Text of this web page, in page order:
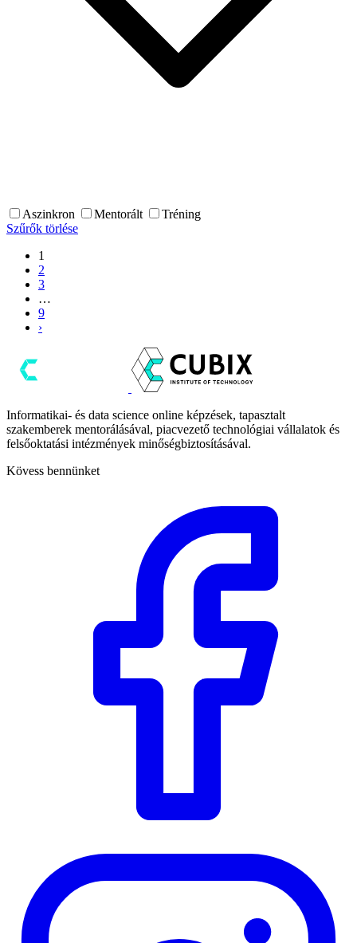
Aszinkron Mentorált
Tréning
Szűrők törlése
1
2
3
…
9
›
Informatikai- és data science online képzések, tapasztalt
szakemberek mentorálásával, piacvezető technológiai vállalatok és
felsőoktatási intézmények minőségbiztosításával.
Kövess bennünket